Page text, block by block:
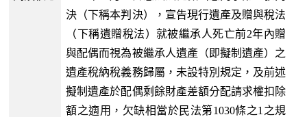
決（下稱本判決），宣告現行遺產及贈與稅法
（下稱遺贈稅法）就被繼承人死亡前2年內贈
與配偶而視為被繼承人遺產（即擬制遺產）之
遺產稅納稅義務歸屬，未設特別規定，及前述
擬制遺產於配偶剩餘財產差額分配請求權扣除
額之適用，欠缺相當於民法第1030條之1之規